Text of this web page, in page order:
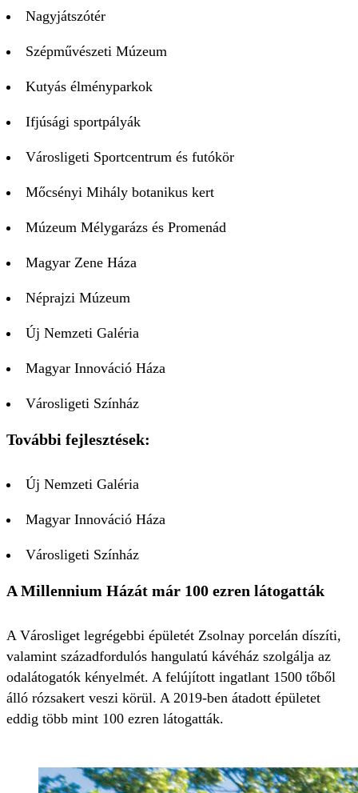
Nagyjátszótér
Szépművészeti Múzeum
Kutyás élményparkok
Ifjúsági sportpályák
Városligeti Sportcentrum és futókör
Mőcsényi Mihály botanikus kert
Múzeum Mélygarázs és Promenád
Magyar Zene Háza
Néprajzi Múzeum
Új Nemzeti Galéria
Magyar Innováció Háza
Városligeti Színház
További fejlesztések:
Új Nemzeti Galéria
Magyar Innováció Háza
Városligeti Színház
A Millennium Házát már 100 ezren látogatták
A Városliget legrégebbi épületét Zsolnay porcelán díszíti,
valamint századfordulós hangulatú kávéház szolgálja az
odalátogatók kényelmét. A felújított ingatlant 1500 tőből
álló rózsakert veszi körül. A 2019-ben átadott épületet
eddig több mint 100 ezren látogatták.